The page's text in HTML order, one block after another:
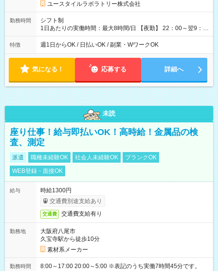
ユースタイルラボラトリー株式会社
勤務時間
シフト制
1日あたりの実働時間：最大8時間/日 【夜勤】 22：00～翌9：
00 ※週1日～OK ／ 夜勤専従 ＊＊ 勤務時間例 ＊＊ ■22時か
ら翌7時 ■23時から翌8時 ■24時から翌9時 など ※上記の時間
ます。 ※曜日固定（毎週同じ曜日での勤務となります）
特徴 週1日からOK / 日払いOK / 副業・WワークOK
気になる！ 応募する 詳細へ
未読
座り仕事！給与即払いOK！高時給！金属品の検
査、測定
派遣 職種未経験OK 社会人未経験OK
ブランクOK
WEB登録・面接OK
給与
時給1300円
交通費別途支給あり
交通費 交通費支給有り
勤務地
大阪府八尾市
久宝寺駅から徒歩10分
素材系メーカー
勤務時間 8:00～17:00 20:00～5:00 ※表記のうち実働7時間45分です。